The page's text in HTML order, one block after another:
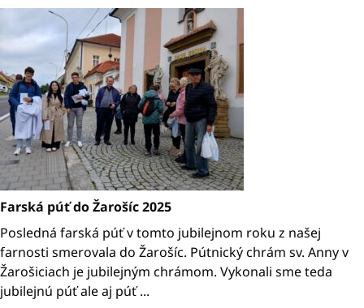
Farská púť do Žarošíc 2025
Posledná farská púť v tomto jubilejnom roku z našej
farnosti smerovala do Žarošíc. Pútnický chrám sv. Anny v
Žarošiciach je jubilejným chrámom. Vykonali sme teda
jubilejnú púť ale aj púť ...